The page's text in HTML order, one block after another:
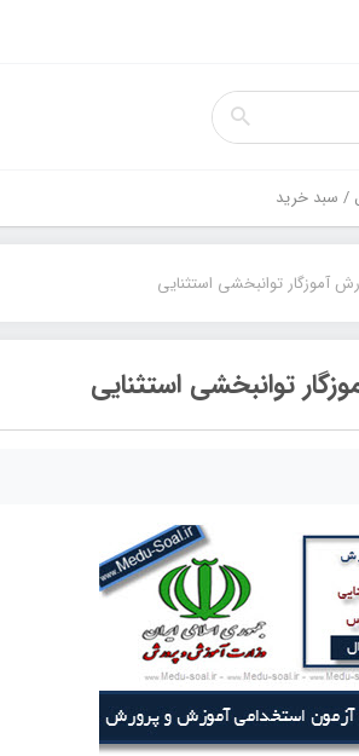
سبد خرید
آموزگار توانبخشی استثنایی
توانبخشی استثنایی